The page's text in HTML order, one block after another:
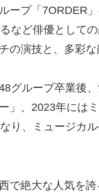
ープ「7ORDER
など俳優として
の演技と、多彩
グループ卒業後
」、2023年には
り、ミュージカ
で絶大な人気を